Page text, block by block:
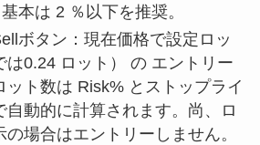
本は 2 ％以下を推奨。
ボタン：現在価格で設定ロッ
は0.24 ロット） の エントリー
ット数は Risk% とストップライ
自動的に計算されます。尚、ロ
の場合はエントリーしません。